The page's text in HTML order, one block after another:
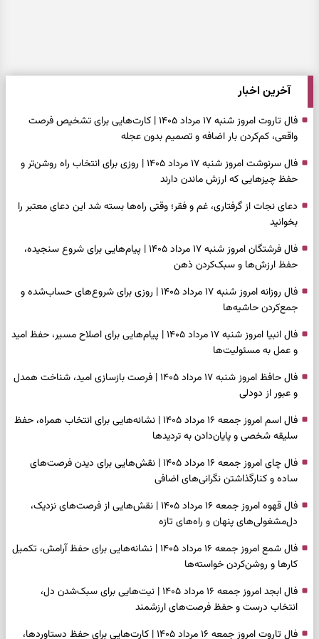
آخرین اخبار
فال تاروت امروز شنبه ۱۷ مرداد ۱۴۰۵ | کارت‌هایی برای تشخیص فرصت
واقعی، کم‌کردن بار اضافه و تصمیم بدون عجله
فال سرنوشت امروز شنبه ۱۷ مرداد ۱۴۰۵ | روزی برای انتخاب راه روشن‌تر و
حفظ چیزهایی که ارزش ماندن دارند
دعای نجات از گرفتاری، غم و فقر؛ وقتی راه‌ها بسته شد این دعای معتبر را
بخوانید
فال فرشتگان امروز شنبه ۱۷ مرداد ۱۴۰۵ | پیام‌هایی برای شروع سنجیده،
حفظ ارزش‌ها و سبک‌کردن ذهن
فال روزانه امروز شنبه ۱۷ مرداد ۱۴۰۵ | روزی برای شروع‌های حساب‌شده و
جمع‌کردن حاشیه‌ها
فال انبیا امروز شنبه ۱۷ مرداد ۱۴۰۵ | پیام‌هایی برای اصلاح مسیر، حفظ امید
و عمل به مسئولیت‌ها
فال حافظ امروز شنبه ۱۷ مرداد ۱۴۰۵ | فرصت بازسازی امید، شناخت همدل
و عبور از دودلی
فال اسم امروز جمعه ۱۶ مرداد ۱۴۰۵ | نشانه‌هایی برای انتخاب همراه، حفظ
سلیقه شخصی و پایان‌دادن به تردیدها
فال چای امروز جمعه ۱۶ مرداد ۱۴۰۵ | نقش‌هایی برای دیدن فرصت‌های
ساده و کنارگذاشتن نگرانی‌های اضافی
فال قهوه امروز جمعه ۱۶ مرداد ۱۴۰۵ | نقش‌هایی از فرصت‌های نزدیک،
دل‌مشغولی‌های پنهان و راه‌های تازه
فال شمع امروز جمعه ۱۶ مرداد ۱۴۰۵ | نشانه‌هایی برای حفظ آرامش، تکمیل
کارها و روشن‌کردن خواسته‌ها
فال ابجد امروز جمعه ۱۶ مرداد ۱۴۰۵ | نیت‌هایی برای سبک‌شدن دل،
انتخاب درست و حفظ فرصت‌های ارزشمند
فال تاروت امروز جمعه ۱۶ مرداد ۱۴۰۵ | کارت‌هایی برای حفظ دستاوردها،